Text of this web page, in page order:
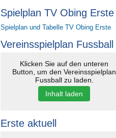
Spielplan TV Obing Erste
Spielplan und Tabelle TV Obing Erste
Vereinsspielplan Fussball
Klicken Sie auf den unteren
Button, um den Vereinsspielplan
Fussball zu laden.
Inhalt laden
Erste aktuell